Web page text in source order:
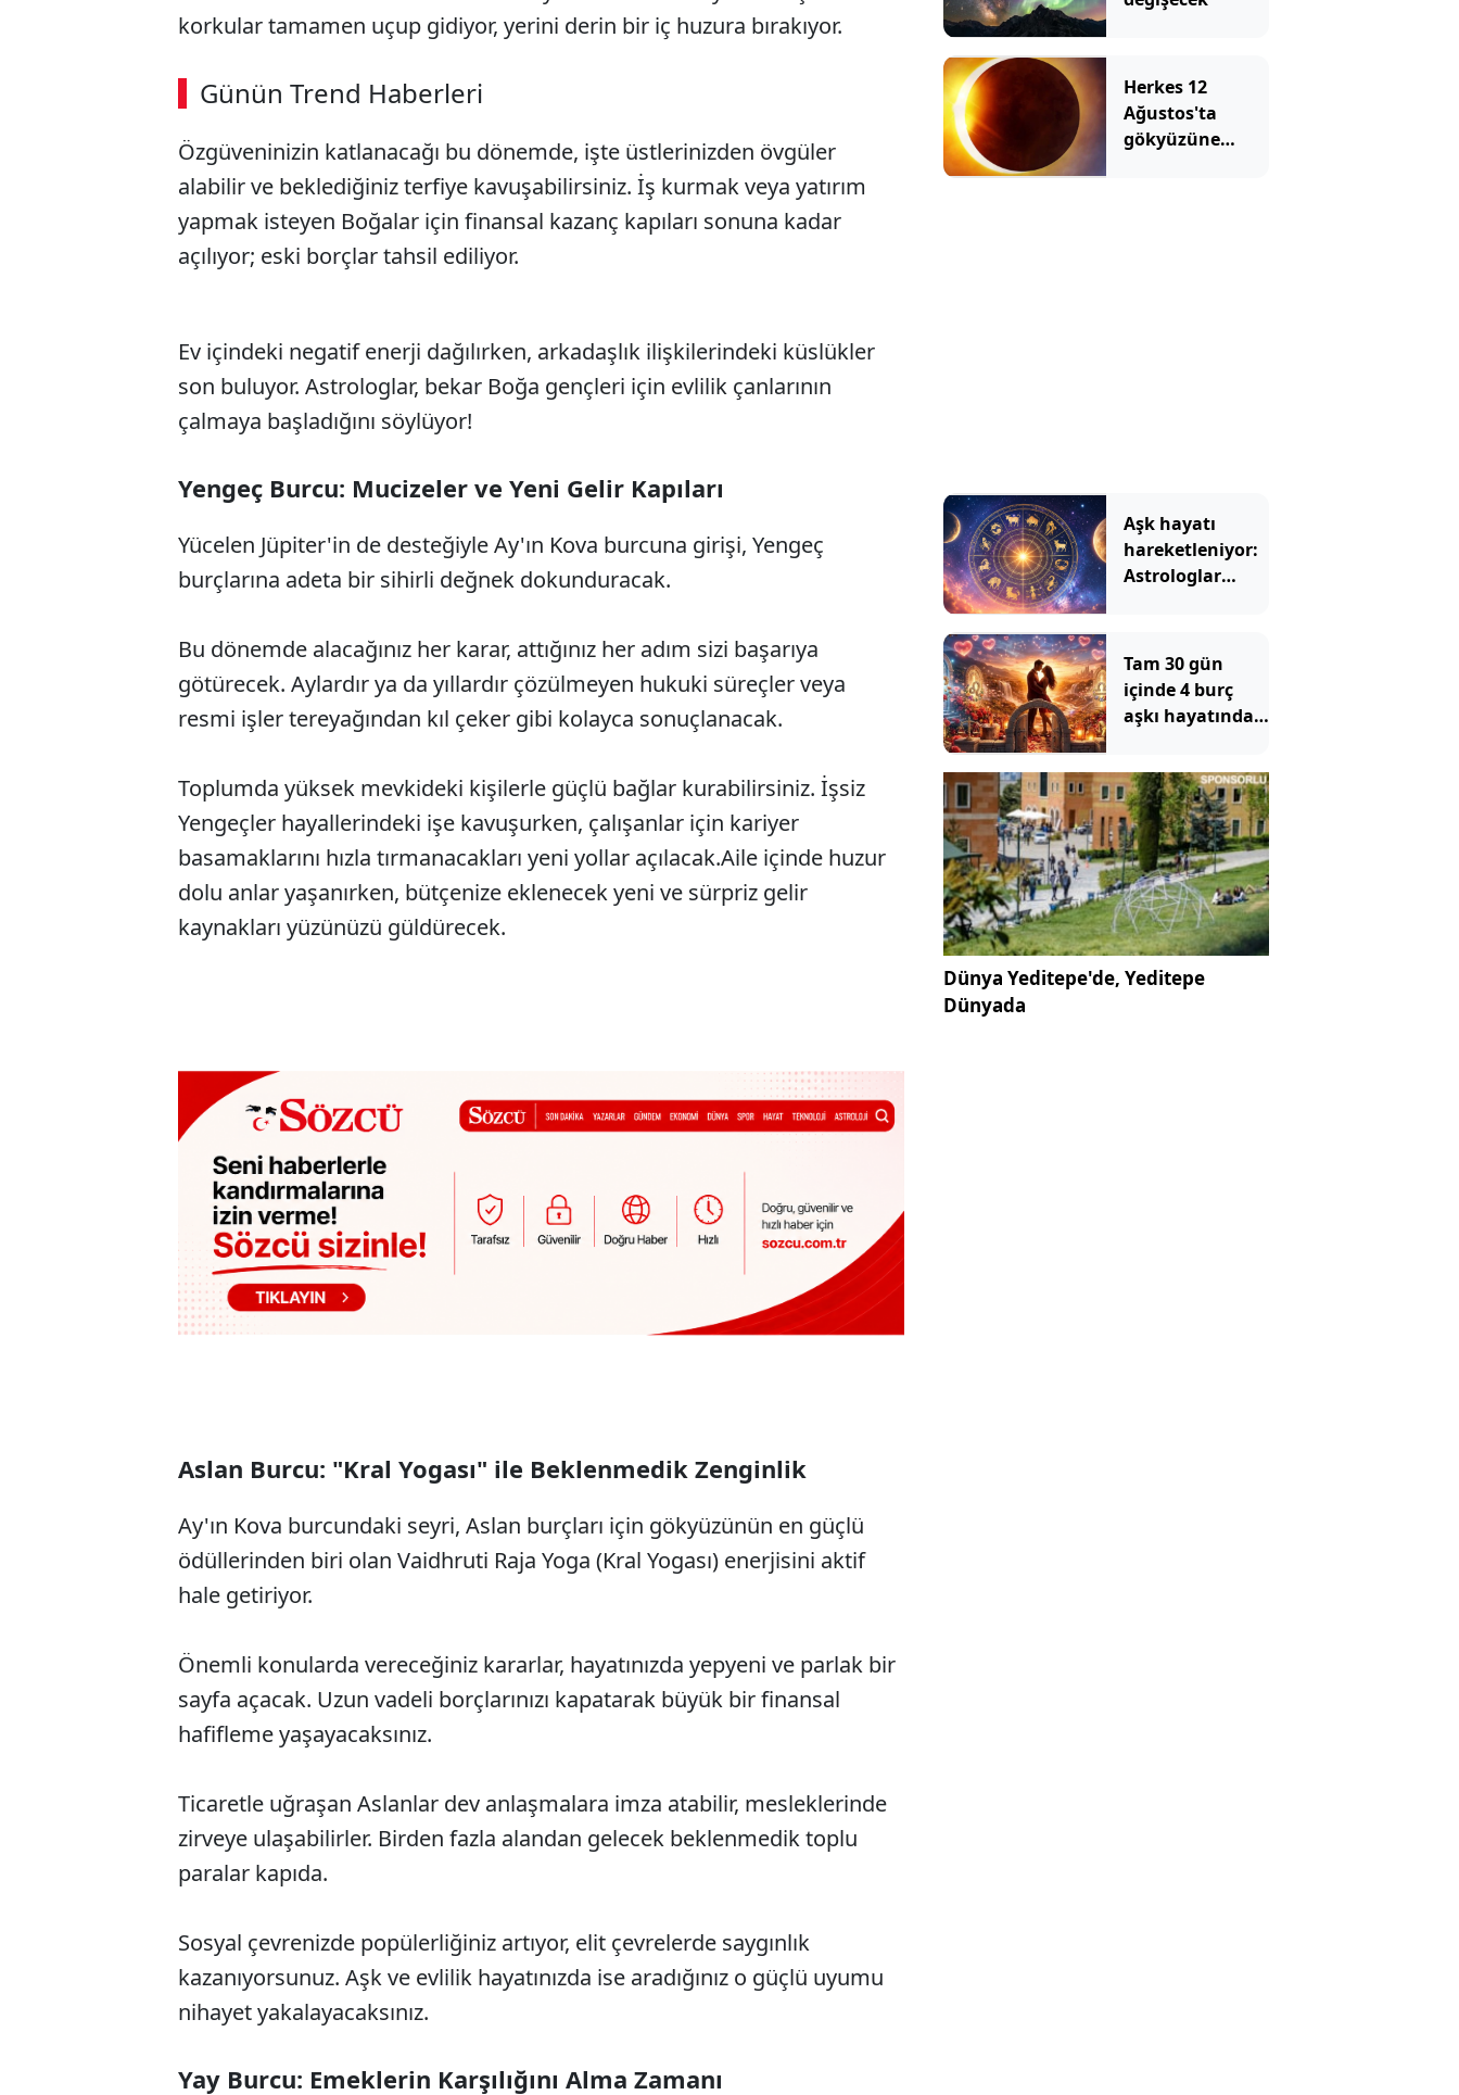
korkular tamamen uçup gidiyor, yerini derin bir iç huzura bırakıyor.
Günün Trend Haberleri
SÖZCÜ SON DAKİKA
Özgüveninizin katlanacağı bu dönemde, işte üstlerinizden övgüler
alabilir ve beklediğiniz terfiye kavuşabilirsiniz. İş kurmak veya yatırım
yapmak isteyen Boğalar için finansal kazanç kapıları sonuna kadar
açılıyor; eski borçlar tahsil ediliyor.
Ev içindeki negatif enerji dağılırken, arkadaşlık ilişkilerindeki küslükler
son buluyor. Astrologlar, bekar Boğa gençleri için evlilik çanlarının
çalmaya başladığını söylüyor!
Yengeç Burcu: Mucizeler ve Yeni Gelir Kapıları
Yücelen Jüpiter'in de desteğiyle Ay'ın Kova burcuna girişi, Yengeç
burçlarına adeta bir sihirli değnek dokunduracak.
Bu dönemde alacağınız her karar, attığınız her adım sizi başarıya
götürecek. Aylardır ya da yıllardır çözülmeyen hukuki süreçler veya
resmi işler tereyağından kıl çeker gibi kolayca sonuçlanacak.
Toplumda yüksek mevkideki kişilerle güçlü bağlar kurabilirsiniz. İşsiz
Yengeçler hayallerindeki işe kavuşurken, çalışanlar için kariyer
basamaklarını hızla tırmanacakları yeni yollar açılacak.Aile içinde huzur
dolu anlar yaşanırken, bütçenize eklenecek yeni ve sürpriz gelir
kaynakları yüzünüzü güldürecek.
Aslan Burcu: "Kral Yogası" ile Beklenmedik Zenginlik
Ay'ın Kova burcundaki seyri, Aslan burçları için gökyüzünün en güçlü
ödüllerinden biri olan Vaidhruti Raja Yoga (Kral Yogası) enerjisini aktif
hale getiriyor.
Önemli konularda vereceğiniz kararlar, hayatınızda yepyeni ve parlak bir
sayfa açacak. Uzun vadeli borçlarınızı kapatarak büyük bir finansal
hafifleme yaşayacaksınız.
Ticaretle uğraşan Aslanlar dev anlaşmalara imza atabilir, mesleklerinde
zirveye ulaşabilirler. Birden fazla alandan gelecek beklenmedik toplu
paralar kapıda.
Sosyal çevrenizde popülerliğiniz artıyor, elit çevrelerde saygınlık
kazanıyorsunuz. Aşk ve evlilik hayatınızda ise aradığınız o güçlü uyumu
nihayet yakalayacaksınız.
Yay Burcu: Emeklerin Karşılığını Alma Zamanı
Herkes 12
Ağustos'ta
gökyüzüne
Aşk hayatı
hareketleniyor:
Astrologlar
açıkladı
Tam 30 gün
içinde 4 burç
aşkı hayatında
kapısında
hissedecek
Dünya Yeditepe'de, Yeditepe
Dünyada